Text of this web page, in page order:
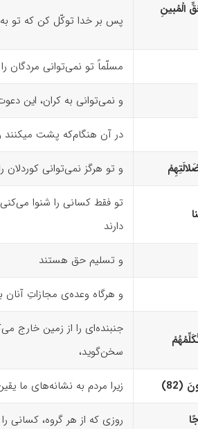
الْمُبینِ
پس بر خدا توکّل کن که تو
مسلّماً تو نمی‌توانی مردگان
و نمی‌توانی به کران، این
در آن هنگام‌که پشت می­کنند
و تو هرگز نمی‌توانی
تو فقط کسانی را شنوا
دارند
و تسلیم حق هستند‏
و هرگاه وعده‌ی مجازاتِ آنان
جنبنده‌ای را از زمین خارج
سخن‌گوید،
(82)‏ زیرا مردم ‌به ‌نشانه‌های ما
روزی که از هر گروه، کسانی